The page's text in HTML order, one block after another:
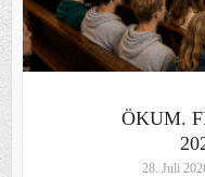
ÖKUM.
28. Juli